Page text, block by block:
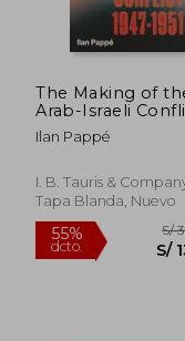
55%
dcto.
The Making of
Arab-Israeli
1947-1951 (en
Ilan Pappé
I. B. Tauris &
Tapa Blanda, Nuevo